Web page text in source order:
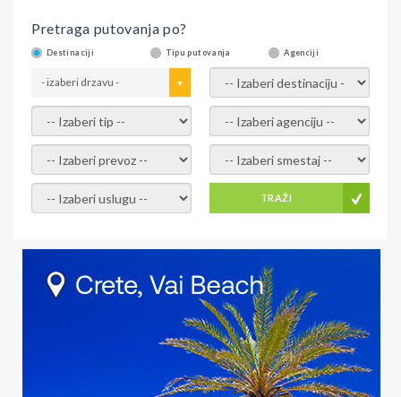
Pretraga putovanja po?
Destinaciji Tipu putovanja Agenciji
- izaberi drzavu - - izaberi destinaciju -
- izaberi tip - - izaberi agenciju -
- izaberi prevoz - - Izaberite smestaj -
- Izaberite uslugu - TRAŽI